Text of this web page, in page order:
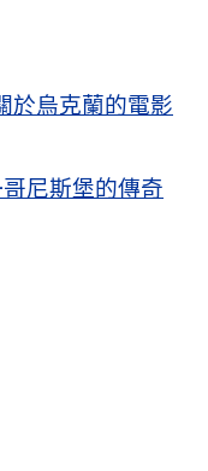
於烏克蘭的電影
尼斯堡的傳奇